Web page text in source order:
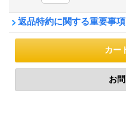
返品特約に関する重要事項